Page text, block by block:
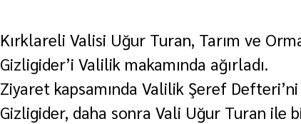
Kırklareli Valisi Uğur Turan, Tarım ve
Gizligider’i Valilik makamında ağırladı.
Ziyaret kapsamında Valilik Şeref Defteri’ni
Gizligider, daha sonra Vali Uğur Turan ile